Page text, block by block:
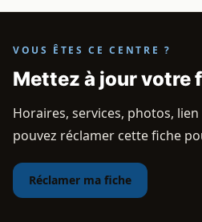
VOUS ÊTES CE CENTRE ?
Mettez à jour votre
Horaires, services, photos,
pouvez réclamer cette fiche
Réclamer ma fiche